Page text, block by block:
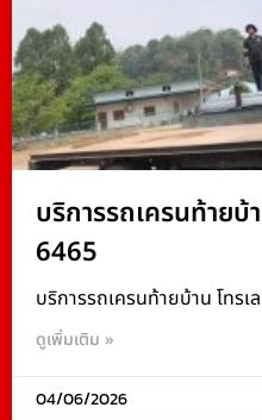
บริการรถเครนท้ายบ้
6465
บริการรถเครนท้ายบ้าน โทร
ดูเพิ่มเติม »
04/06/2026